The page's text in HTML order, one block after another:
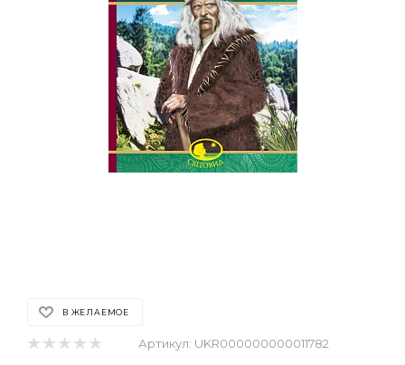
В ЖЕЛАЕМОЕ
Артикул: UKR000000000011782